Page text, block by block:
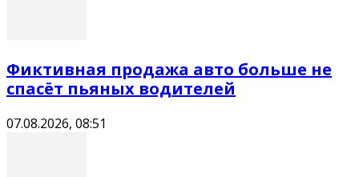
Фиктивная продажа авто больше не
спасёт пьяных водителей
07.08.2026, 08:51